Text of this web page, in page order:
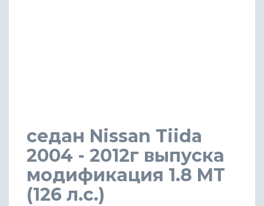
седан Nissan Tiida
2004 - 2012г выпуска
модификация 1.8 MT
(126 л.с.)